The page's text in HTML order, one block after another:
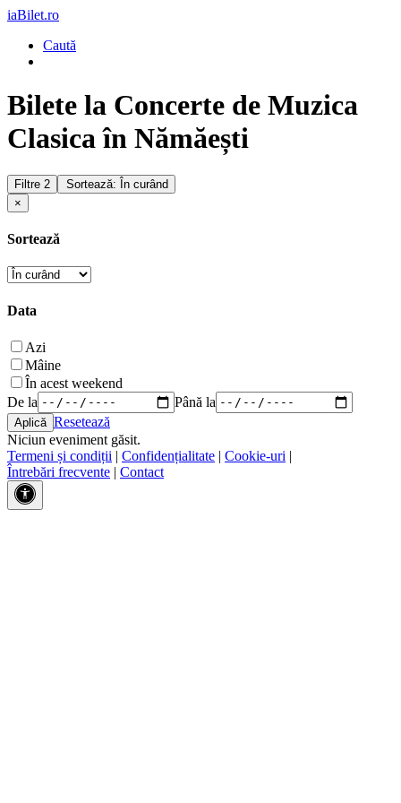
iaBilet.ro
Caută
Bilete la Concerte de Muzica
Clasica în Nămăești
Filtre 2
Sortează: În curând
×
Sortează
Data
Azi
Mâine
În acest weekend
De la
Până la
Resetează
Niciun eveniment găsit.
Termeni și condiții | Confidențialitate | Cookie-uri |
Întrebări frecvente | Contact